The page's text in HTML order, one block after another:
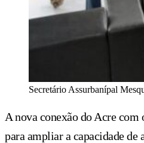
Secretário Assurbanípal
A nova conexão do Acre com
para ampliar a capacidade de